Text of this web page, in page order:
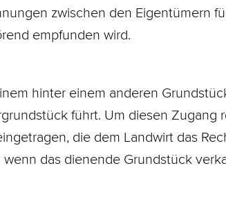
zwischen den Eigentümern
empfunden wird.
hinter einem anderen
führt. Um diesen Zugang
die dem Landwirt das
das dienende Grundstück